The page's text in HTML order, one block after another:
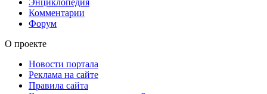
Энциклопедия
Комментарии
Форум
О проекте
Новости портала
Реклама на сайте
Правила сайта